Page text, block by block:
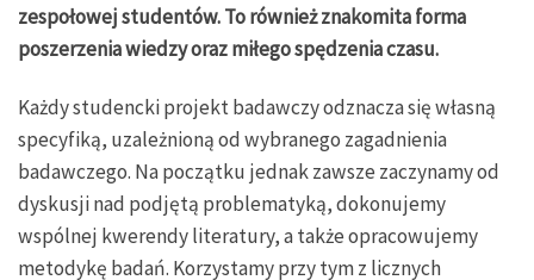
zespołowej studentów. To również znakomita forma
poszerzenia wiedzy oraz miłego spędzenia czasu.
Każdy studencki projekt badawczy odznacza się własną
specyfiką, uzależnioną od wybranego zagadnienia
badawczego. Na początku jednak zawsze zaczynamy od
dyskusji nad podjętą problematyką, dokonujemy
wspólnej kwerendy literatury, a także opracowujemy
metodykę badań. Korzystamy przy tym z licznych